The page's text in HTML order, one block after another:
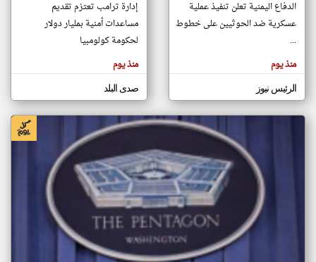
مصادر الأخبار من مصر
اخبار مصر على مدار الساعة
أهم اخبار مصر العاجلة والمباشرة
المقالات
الموجوده
هنا عن
وجهة
نظر
كاتبيها.
الدفاع اليمنية تعلن تنفيذ عملية
عسكرية ضد الحوثيين على خطوط
...
منذ يوم
الرئيس نيوز
إدارة ترامب تعتزم ⁠تقديم
مساعدات ​أمنية بمليار ​دولار
لحكومة كولومبيا
منذ يوم
صدى البلد
klyoum.com